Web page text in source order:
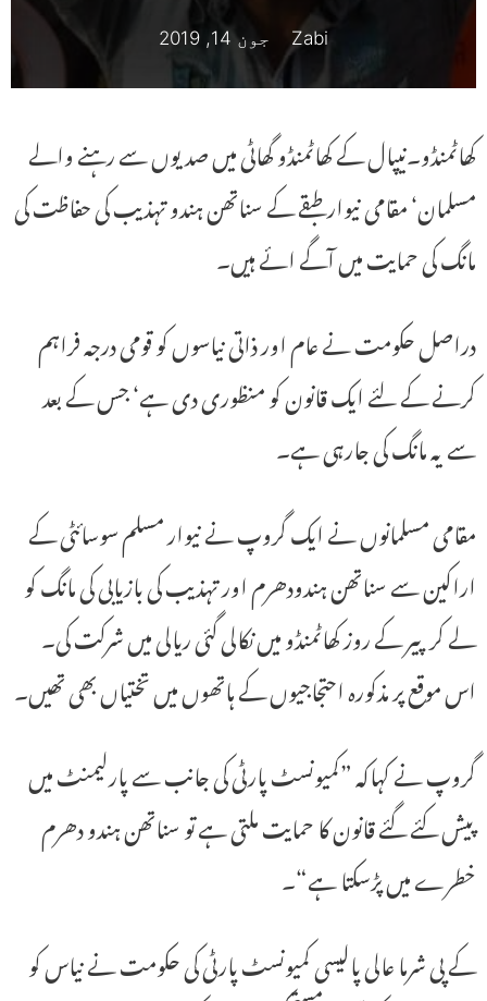
Zabi جون 14, 2019
کھاٹمنڈو۔نیپال کے کھاٹمنڈو گھاٹی میں صدیوں سے رہنے والے
مسلمان‘ مقامی نیوار طبقے کے سناتھن ہندو تہذیب کی حفاظت کی
مانگ کی حمایت میں آگے ائے ہیں۔
دراصل حکومت نے عام اور ذاتی نیاسوں کو قومی درجہ فراہم
کرنے کے لئے ایک قانون کو منظوری دی ہے‘ جس کے بعد
سے یہ مانگ کی جارہی ہے۔
مقامی مسلمانوں نے ایک گروپ نے نیوار مسلم سوسائٹی کے
اراکین سے سناتھن ہندودھرم اور تہذیب کی بازیابی کی مانگ کو
لے کر پیر کے روز کھاٹمنڈو میں نکالی گئی ریالی میں شرکت کی۔
اس موقع پر مذکورہ احتجاجیوں کے ہاتھوں میں تختیاں بھی تھیں۔
گروپ نے کہاکہ ”کمیونسٹ پارٹی کی جانب سے پارلیمنٹ میں
پیش کئے گئے قانون کا حمایت ملتی ہے تو سناتھن ہندو دھرم
خطرے میں پڑسکتا ہے“۔
کے پی شرما عالی پالیسی کمیونسٹ پارٹی کی حکومت نے نیاس کو